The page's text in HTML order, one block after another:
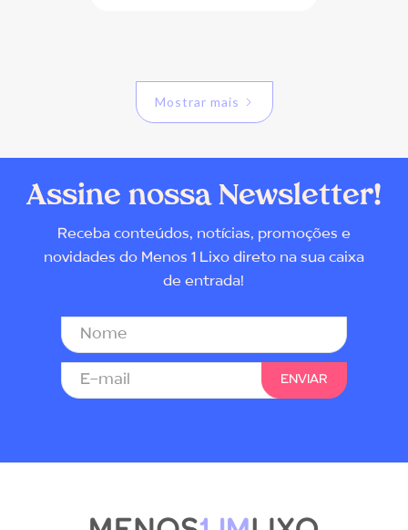
Mostrar mais
Assine nossa Newsletter!
Receba conteúdos, notícias, promoções e
novidades do Menos 1 Lixo direto na sua caixa
de entrada!